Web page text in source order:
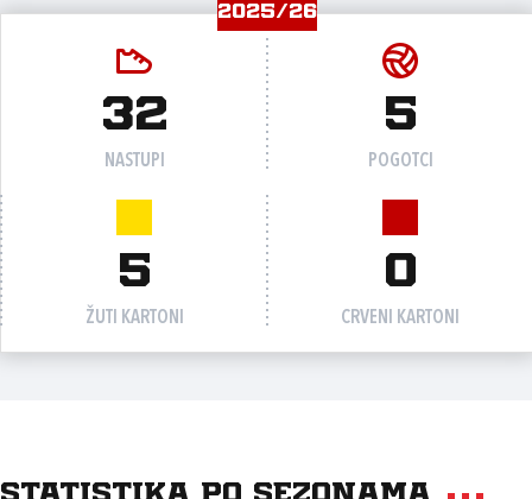
2025/26
32
NASTUPI
5
POGOTCI
5
ŽUTI KARTONI
0
CRVENI KARTONI